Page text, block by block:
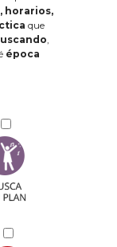
horarios,
que
,
época